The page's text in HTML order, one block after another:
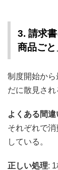
3. 請求
商品ごと
制度開始から
だに散見され
よくある間違
それぞれで
している。
正しい処理: